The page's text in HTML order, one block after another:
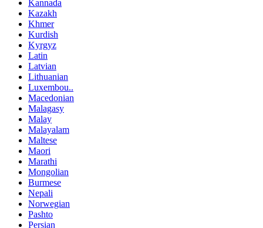
Kannada
Kazakh
Khmer
Kurdish
Kyrgyz
Latin
Latvian
Lithuanian
Luxembou..
Macedonian
Malagasy
Malay
Malayalam
Maltese
Maori
Marathi
Mongolian
Burmese
Nepali
Norwegian
Pashto
Persian